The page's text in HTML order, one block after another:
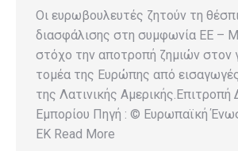
Οι ευρωβουλευτές ζητούν τη
διασφάλισης στη συμφωνία ΕΕ –
στόχο την αποτροπή ζημιών στον
τομέα της Ευρώπης από
της Λατινικής Αμερικής.Επιτροπή
Εμπορίου Πηγή : © Ευρωπαϊκή
EK Read More